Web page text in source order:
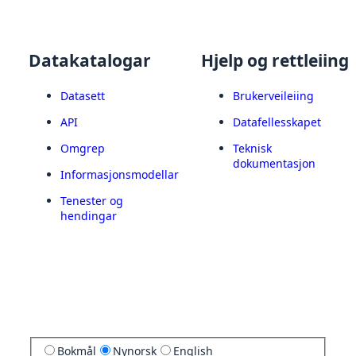
Datakatalogar
Datasett
API
Omgrep
Informasjonsmodellar
Tenester og
hendingar
Hjelp og rettleiing
Brukerveileiing
Datafellesskapet
Teknisk
dokumentasjon
Bokmål Nynorsk English